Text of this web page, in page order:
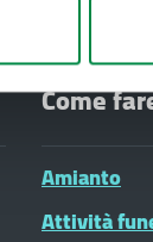
Come
Amianto
Attività